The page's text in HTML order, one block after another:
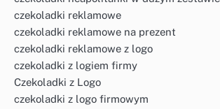
czekoladki reklamowe
czekoladki reklamowe na prezent
czekoladki reklamowe z logo
czekoladki z logiem firmy
Czekoladki z Logo
czekoladki z logo firmowym